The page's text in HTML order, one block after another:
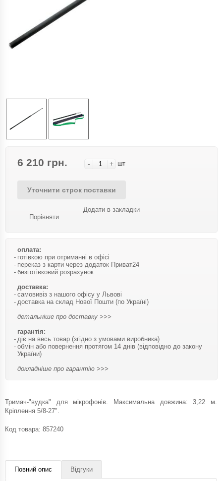
6 210 грн. - + шт
Уточнити строк поставки
Порівняти
Додати в закладки
оплата:
готівкою при отриманні в офісі
переказ з карти через додаток Приват24
безготівковий розрахунок
доставка:
самовивіз з нашого офісу у Львові
доставка на склад Нової Пошти (по Україні)
детальніше про доставку >>>
гарантія:
діє на весь товар (згідно з умовами виробника)
обмін або повернення протягом 14 днів (відповідно до закону
України)
докладніше про гарантію >>>
Тримач-"вудка" для мікрофонів. Максимальна довжина: 3,22 м.
Кріплення 5/8-27".
Код товара: 857240
Повний опис Відгуки